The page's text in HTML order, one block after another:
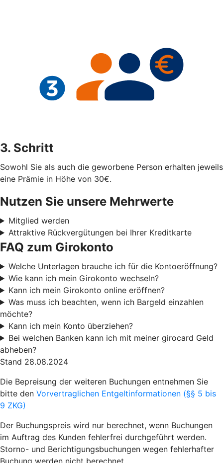
3. Schritt
Sowohl Sie als auch die geworbene Person erhalten jeweils
eine Prämie in Höhe von 30€.
Nutzen Sie unsere Mehrwerte
Mitglied werden
Attraktive Rückvergütungen bei Ihrer Kreditkarte
FAQ zum Girokonto
Welche Unterlagen brauche ich für die Kontoeröffnung?
Wie kann ich mein Girokonto wechseln?
Kann ich mein Girokonto online eröffnen?
Was muss ich beachten, wenn ich Bargeld einzahlen
möchte?
Kann ich mein Konto überziehen?
Bei welchen Banken kann ich mit meiner girocard Geld
abheben?
Stand 28.08.2024
Die Bepreisung der weiteren Buchungen entnehmen Sie
bitte den Vorvertraglichen Entgeltinformationen (§§ 5 bis
9 ZKG)
Der Buchungspreis wird nur berechnet, wenn Buchungen
im Auftrag des Kunden fehlerfrei durchgeführt werden.
Storno- und Berichtigungsbuchungen wegen fehlerhafter
Buchung werden nicht berechnet.